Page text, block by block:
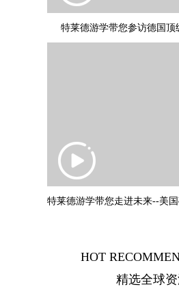
特莱德游学带您参访德国顶
HOT
精选全球